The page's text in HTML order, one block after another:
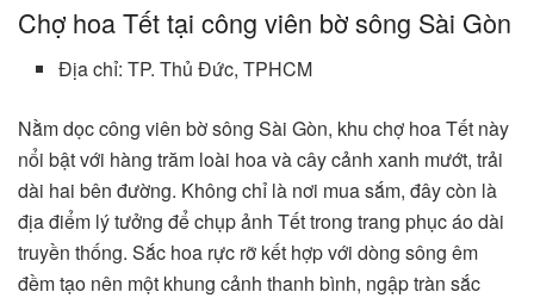
Chợ hoa Tết tại công viên bờ sông Sài Gòn
Địa chỉ: TP. Thủ Đức, TPHCM
Nằm dọc công viên bờ sông Sài Gòn, khu chợ hoa Tết này
nổi bật với hàng trăm loài hoa và cây cảnh xanh mướt, trải
dài hai bên đường. Không chỉ là nơi mua sắm, đây còn là
địa điểm lý tưởng để chụp ảnh Tết trong trang phục áo dài
truyền thống. Sắc hoa rực rỡ kết hợp với dòng sông êm
đềm tạo nên một khung cảnh thanh bình, ngập tràn sắc